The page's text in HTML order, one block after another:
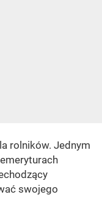
rolników. Jednym
swojego